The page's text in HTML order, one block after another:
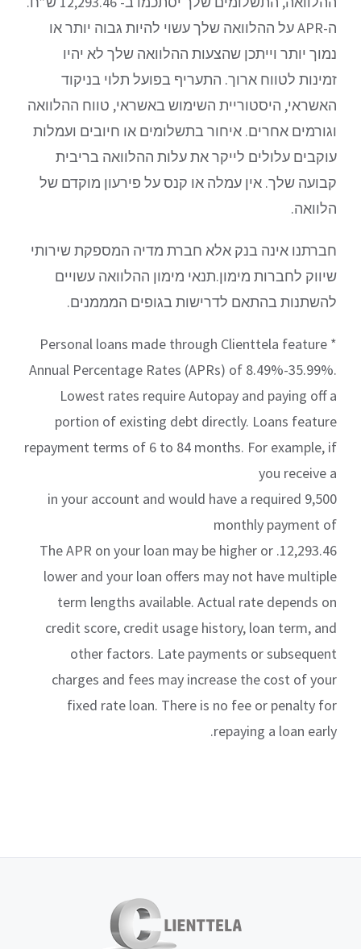
ה-APR על ההלוואה שלך עשוי להיות גבוה יותר או
נמוך יותר וייתכן שהצעות ההלוואה שלך לא יהיו
זמינות לטווח ארוך. התעריף בפועל תלוי בניקוד
האשראי, היסטוריית השימוש באשראי, טווח ההלוואה
וגורמים אחרים. איחור בתשלומים או חיובים ועמלות
עוקבים עלולים לייקר את עלות ההלוואה בריבית
קבועה שלך. אין עמלה או קנס על פירעון מוקדם של
הלוואה.
חברתנו אינה בנק אלא חברת מדיה המספקת שירותי
שיווק לחברות מימון.תנאי מימון ההלוואה עשויים
להשתנות בהתאם לדרישות בגופים המממנים.
* Personal loans made through Clienttela feature
Annual Percentage Rates (APRs) of 8.49%-35.99%.
Lowest rates require Autopay and paying off a
portion of existing debt directly. Loans feature
repayment terms of 6 to 84 months. For example, if
you receive a
9,500 in your account and would have a required
monthly payment of
12,293.46. The APR on your loan may be higher or
lower and your loan offers may not have multiple
term lengths available. Actual rate depends on
credit score, credit usage history, loan term, and
other factors. Late payments or subsequent
charges and fees may increase the cost of your
fixed rate loan. There is no fee or penalty for
repaying a loan early.